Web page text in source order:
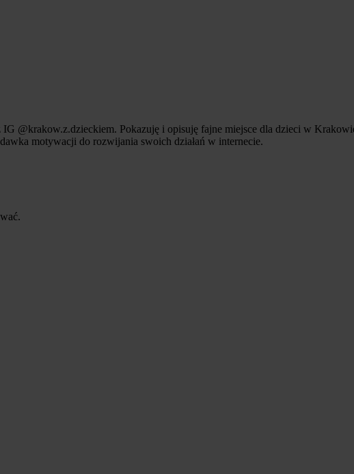
@krakow.z.dzieckiem. Pokazuję i opisuję fajne miejsce dla dzieci w
motywacji do rozwijania swoich działań w internecie.